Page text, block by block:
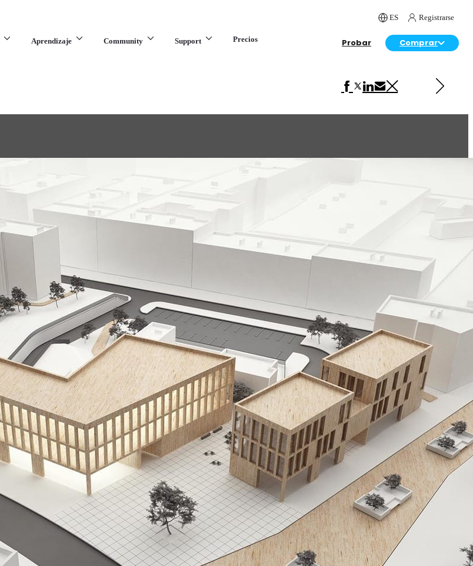
ES Registrarse
Aprendizaje Community Support Precios Probar Comprar
Napoli House